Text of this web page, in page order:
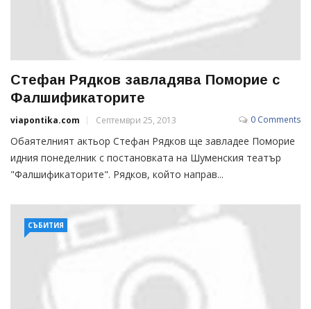
Стефан Рядков завладява Поморие с
Фалшификаторите
viapontika.com Септември 25, 2013 0 Comments
Обаятелният актьор Стефан Рядков ще завладее Поморие
идния понеделник с постановката на Шуменския театър
"Фалшификаторите". Рядков, който направ...
СЪБИТИЯ